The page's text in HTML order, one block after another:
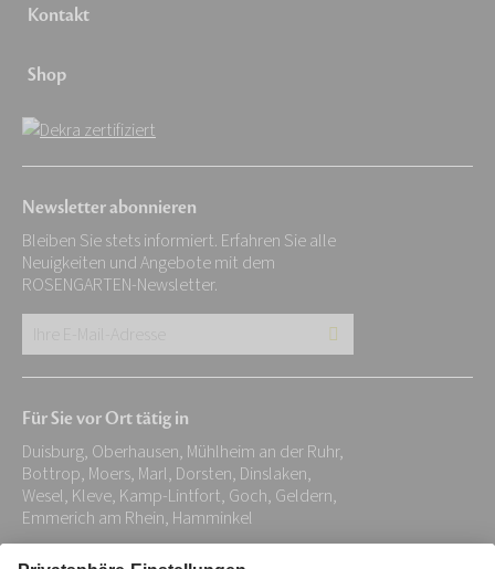
Kontakt
Shop
Newsletter abonnieren
Bleiben Sie stets informiert. Erfahren Sie alle
Neuigkeiten und Angebote mit dem
ROSENGARTEN-Newsletter.
Adresse:
*
Für Sie vor Ort tätig in
Duisburg, Oberhausen, Mühlheim an der Ruhr,
Bottrop, Moers, Marl, Dorsten, Dinslaken,
Wesel, Kleve, Kamp-Lintfort, Goch, Geldern,
Emmerich am Rhein, Hamminkel